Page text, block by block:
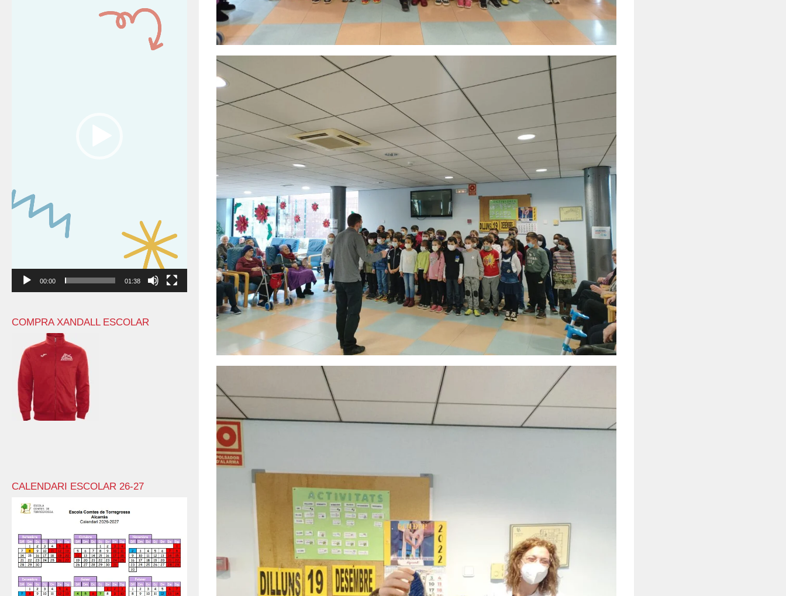
00:00 01:38
COMPRA XANDALL ESCOLAR
CALENDARI ESCOLAR 26-27